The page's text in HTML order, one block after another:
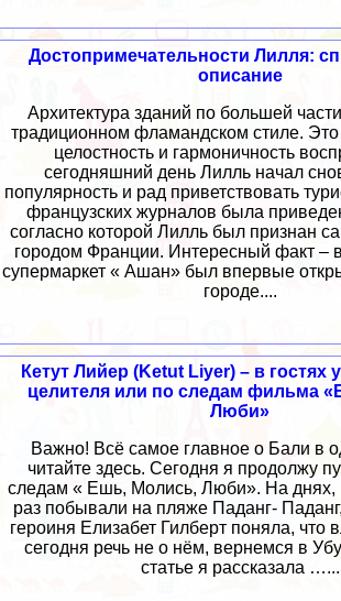
Достопримечательности Лилля:
описание
Архитектура зданий по большей
традиционном фламандском стиле. Это
целостность и гармоничность
сегодняшний день Лилль начал
популярность и рад приветствовать
французских журналов была
согласно которой Лилль был признан
городом Франции. Интересный факт –
супермаркет « Ашан» был впервые
городе....
Кетут Лийер (Ketut Liyer) – в гостях
целителя или по следам фильма
Люби»
Важно! Всё самое главное о Бали в
читайте здесь. Сегодня я продолжу
следам « Ешь, Молись, Люби». На днях,
раз побывали на пляже Паданг-
героиня Елизабет Гилберт поняла, что
сегодня речь не о нём, вернемся в
статье я рассказала …...